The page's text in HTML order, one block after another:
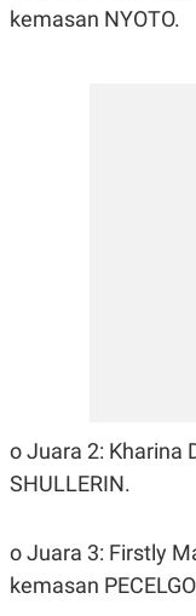
kemasan NYOTO.
o Juara 2: Kharina
SHULLERIN.
o Juara 3: Firstly
kemasan